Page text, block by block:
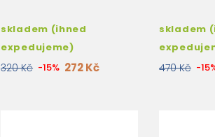
skladem (ihned
expedujeme)
320 Kč -15% 272 Kč
skladem
470 Kč -